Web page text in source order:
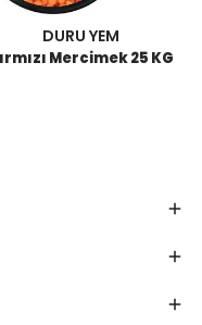
DURU YEM
Mercimek 25 KG